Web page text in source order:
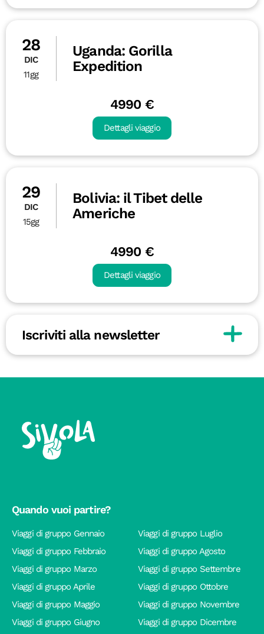
28
DIC
11gg
Uganda: Gorilla
Expedition
4990 €
Dettagli viaggio
29
DIC
15gg
Bolivia: il Tibet delle
Americhe
4990 €
Dettagli viaggio
Iscriviti alla newsletter
Quando vuoi partire?
Viaggi di gruppo Gennaio
Viaggi di gruppo Febbraio
Viaggi di gruppo Marzo
Viaggi di gruppo Aprile
Viaggi di gruppo Maggio
Viaggi di gruppo Giugno
Viaggi di gruppo Luglio
Viaggi di gruppo Agosto
Viaggi di gruppo Settembre
Viaggi di gruppo Ottobre
Viaggi di gruppo Novembre
Viaggi di gruppo Dicembre